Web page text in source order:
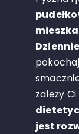
Dziennie
zależy
jest